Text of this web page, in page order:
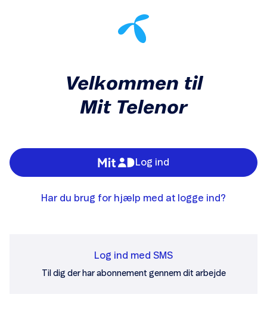
Velkommen til
Mit Telenor
Log ind
Har du brug for hjælp med at logge ind?
Log ind med SMS
Til dig der har abonnement gennem dit arbejde